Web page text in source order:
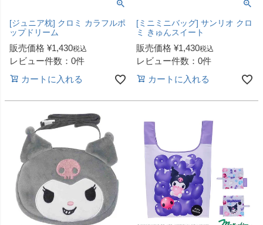
[ジュニア枕] クロミ カラフルポ
ップドリーム
販売価格 ¥1,430税込
レビュー件数：0件
カートに入れる
[ミニミニバッグ] サンリオ クロ
ミ きゅんスイート
販売価格 ¥1,430税込
レビュー件数：0件
カートに入れる